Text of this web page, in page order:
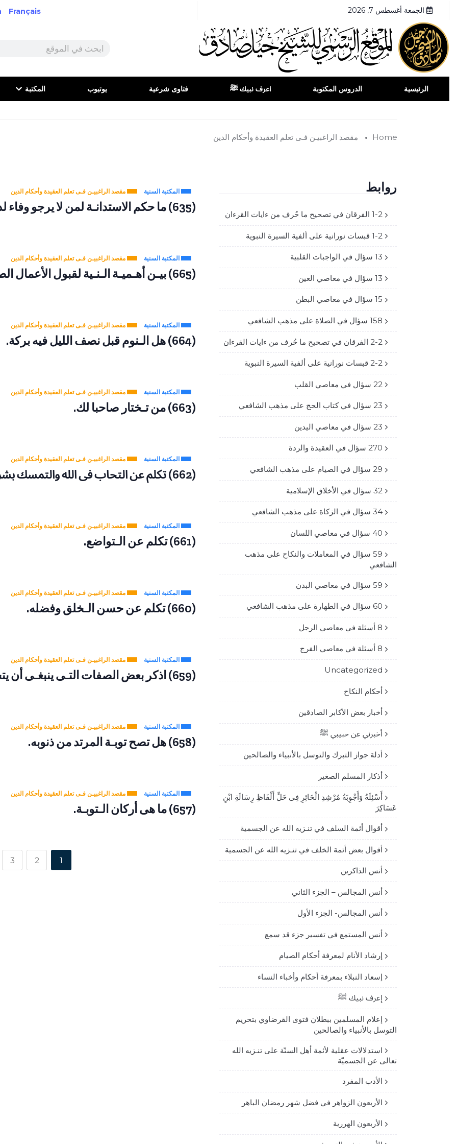
الجمعة أغسطس 7, 2026 Français
الرئيسية الدروس المكتوبة اعرف نبيك ﷺ فتاوى شرعية يوتيوب المكتبة
Home مقصد الراغبيـن فـى تعلم العقيدة وأحكام الدين
روابط
1-2 الفرقان في تصحيح ما حُرف من ءايات القرءان
1-2 قبسات نورانية على ألفية السيرة النبوية
13 سؤال في الواجبات القلبية
13 سؤال في معاصي العين
15 سؤال في معاصي البطن
158 سؤال في الصلاة على مذهب الشافعي
2-2 الفرقان في تصحيح ما حُرف من ءايات القرءان
2-2 قبسات نورانية على ألفية السيرة النبوية
22 سؤال في معاصي القلب
23 سؤال في كتاب الحج على مذهب الشافعي
23 سؤال في معاصي اليدين
270 سؤال في العقيدة والردة
29 سؤال في الصيام على مذهب الشافعي
32 سؤال في الأخلاق الإسلامية
34 سؤال في الزكاة على مذهب الشافعي
40 سؤال في معاصي اللسان
59 سؤال في المعاملات والنكاح على مذهب
الشافعي
59 سؤال في معاصي البدن
60 سؤال في الطهارة على مذهب الشافعي
8 أسئلة في معاصي الرجل
8 أسئلة في معاصي الفرج
Uncategorized
أحكام النكاح
أخبار بعض الأكابر الصادقين
أخبرني عن حبيبي ﷺ
أدلة جواز التبرك والتوسل بالأنبياء والصالحين
أذكار المسلم الصغير
أَسْئِلَةُ وَأَجْوِبَةُ مُرْشِدِ الْحَائِرِ فِى حَلِّ أَلْفَاظِ رِسَالَةِ ابْنِ
عَسَاكِرَ
أقوال أئمة السلف في تنـزيه الله عن الجسمية
أقوال بعض أئمة الخلف في تنـزيه الله عن الجسمية
أنس الذاكرين
أنس المجالس – الجزء الثاني
أنس المجالس- الجزء الأول
أنس المستمع في تفسير جزء قد سمع
إرشاد الأنام لمعرفة أحكام الصيام
إسعاد النبلاء بمعرفة أحكام وأخباء النساء
إعرف نبيك ﷺ
إعلام المسلمين ببطلان فتوى القرضاوي بتحريم
التوسل بالأنبياء والصالحين
استدلالات عقلية لأئمة أهل السنّة على تنـزيه الله
تعالى عن الجسميّة
الأدب المفرد
الأربعون الزواهر في فضل شهر رمضان الباهر
الأربعون الهررية
المكتبة السنية مقصد الراغبيـن فـى تعلم العقيدة وأحكام الدين
(635) ما حكم الاستدانـة لمن لا يرجو وفاء لدينه.
المكتبة السنية مقصد الراغبيـن فـى تعلم العقيدة وأحكام الدين
(665) بيـن أهـميـة الـنـية لقبول الأعمال الصالـحة.
المكتبة السنية مقصد الراغبيـن فـى تعلم العقيدة وأحكام الدين
(664) هل الـنوم قبل نصف الليل فيه بركة.
المكتبة السنية مقصد الراغبيـن فـى تعلم العقيدة وأحكام الدين
(663) من تـختار صاحبا لك.
المكتبة السنية مقصد الراغبيـن فـى تعلم العقيدة وأحكام الدين
(662) تكلم عن التحاب فى الله والتمسك بشريعة رسول الله ﷺ.
المكتبة السنية مقصد الراغبيـن فـى تعلم العقيدة وأحكام الدين
(661) تكلم عن الـتواضع.
المكتبة السنية مقصد الراغبيـن فـى تعلم العقيدة وأحكام الدين
(660) تكلم عن حسن الـخلق وفضله.
المكتبة السنية مقصد الراغبيـن فـى تعلم العقيدة وأحكام الدين
(659) اذكر بعض الصفات التـى ينبغـى أن يتحلى بـها المؤمن.
المكتبة السنية مقصد الراغبيـن فـى تعلم العقيدة وأحكام الدين
(658) هل تصح توبـة المرتد من ذنوبه.
المكتبة السنية مقصد الراغبيـن فـى تعلم العقيدة وأحكام الدين
(657) ما هى أركان الـتوبـة.
1
2
3